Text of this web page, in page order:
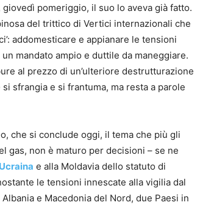
giovedì pomeriggio, il suo lo aveva già fatto.
del trittico di Vertici internazionali che
addomesticare e appianare le tensioni
mandato ampio e duttile da maneggiare.
al prezzo di un’ulteriore destrutturazione
sfrangia e si frantuma, ma resta a parole
che si conclude oggi, il tema che più gli
gas, non è maturo per decisioni – se ne
Ucraina e alla Moldavia dello statuto di
le tensioni innescate alla vigilia dal
e Macedonia del Nord, due Paesi in